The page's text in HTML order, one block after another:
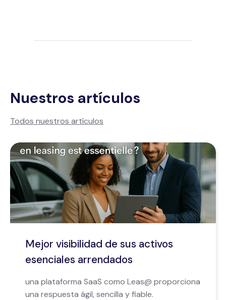
Nuestros artículos
Todos nuestros artículos
Mejor visibilidad de sus activos
esenciales arrendados
una plataforma SaaS como Leas@ proporciona
una respuesta ágil, sencilla y fiable.‍